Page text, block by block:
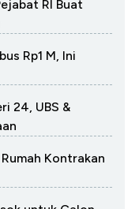
RI Buat
Rp1 M, Ini
24, UBS &
Kontrakan